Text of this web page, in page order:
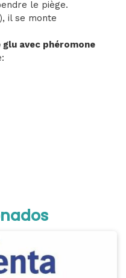
le piège.
il se monte
glu avec phéromone